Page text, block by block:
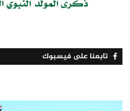
تابعنا على فيسبوك